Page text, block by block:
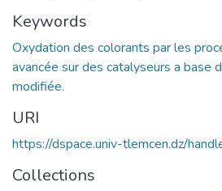
Keywords
Oxydation des colorants par les
avancée sur des catalyseurs a base
modifiée.
URI
https://dspace.univ-tlemcen.dz/
Collections